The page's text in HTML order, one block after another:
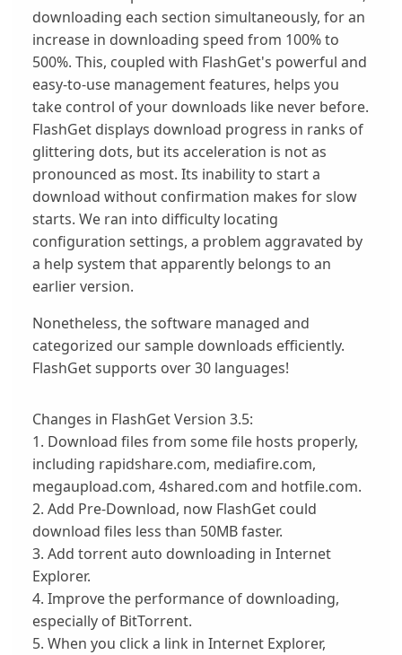
downloading each section simultaneously, for an
increase in downloading speed from 100% to
500%. This, coupled with FlashGet's powerful and
easy-to-use management features, helps you
take control of your downloads like never before.
FlashGet displays download progress in ranks of
glittering dots, but its acceleration is not as
pronounced as most. Its inability to start a
download without confirmation makes for slow
starts. We ran into difficulty locating
configuration settings, a problem aggravated by
a help system that apparently belongs to an
earlier version.
Nonetheless, the software managed and
categorized our sample downloads efficiently.
FlashGet supports over 30 languages!
Changes in FlashGet Version 3.5:
1. Download files from some file hosts properly,
including rapidshare.com, mediafire.com,
megaupload.com, 4shared.com and hotfile.com.
2. Add Pre-Download, now FlashGet could
download files less than 50MB faster.
3. Add torrent auto downloading in Internet
Explorer.
4. Improve the performance of downloading,
especially of BitTorrent.
5. When you click a link in Internet Explorer,